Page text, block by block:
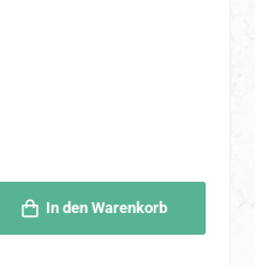
In den Warenkorb